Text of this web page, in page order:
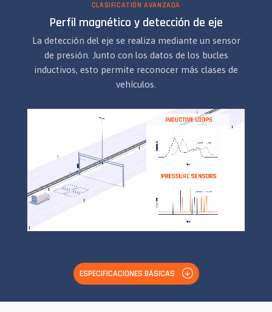
CLASIFICATIÓN AVANZADA
Perfil magnético y detección de eje
La detección del eje se realiza mediante un sensor
de presión. Junto con los datos de los bucles
inductivos, esto permite reconocer más clases de
vehículos.
ESPECIFICACIONES BÁSICAS